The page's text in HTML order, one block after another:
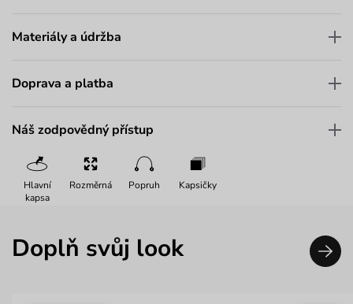
Materiály a údržba
Doprava a platba
Náš zodpovědný přístup
Hlavní
kapsa
Rozměrná Popruh Kapsičky
Doplň svůj look